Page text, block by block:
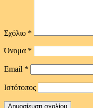
Σχόλιο *
Όνομα *
Email *
Ιστότοπος